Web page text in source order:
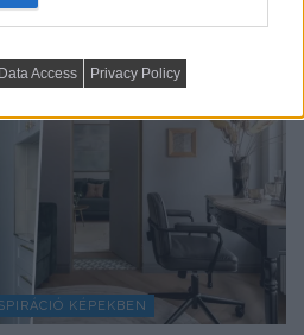
Data Access Privacy Policy
KÉPEKBEN